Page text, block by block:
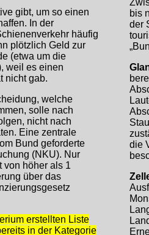
gibt, um so einen
In der
häufig
plötzlich Geld zur
(etwa um die
weil es einen
nicht gab.
welche
solle nach
nicht nach
Eine zentrale
Bund geforderte
(NKU). Nur
von höher als 1
über das
erstellten Liste
in der Kategorie
bis
der
die